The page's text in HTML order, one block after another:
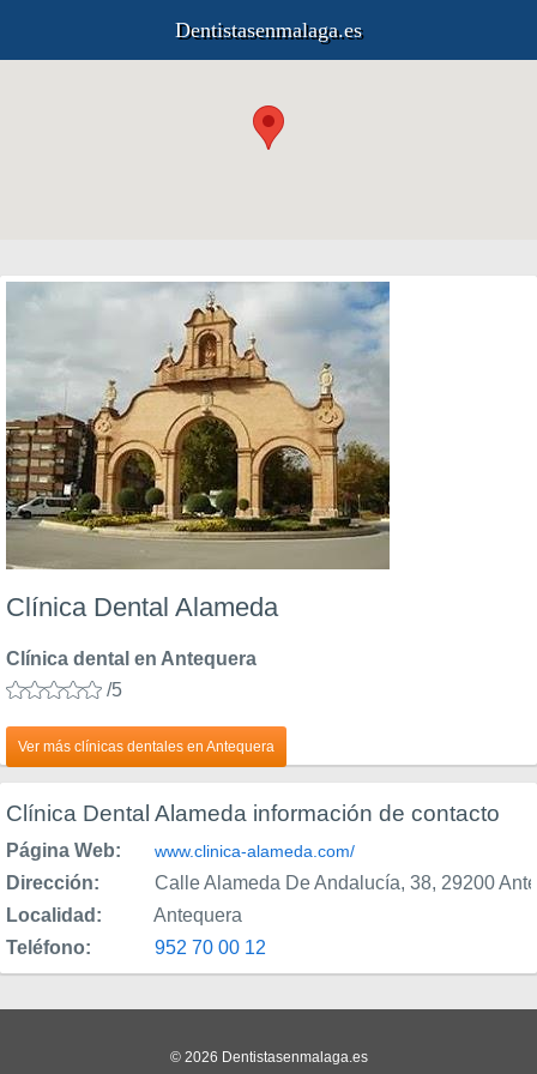
Dentistasenmalaga.es
Clínica Dental Alameda
Clínica dental en Antequera
/5
Ver más clínicas dentales en Antequera
Clínica Dental Alameda información de contacto
Página Web: www.clinica-alameda.com/
Dirección:
Calle Alameda De Andalucía, 38, 29200
Localidad:
Antequera
Teléfono:
952 70 00 12
© 2026 Dentistasenmalaga.es